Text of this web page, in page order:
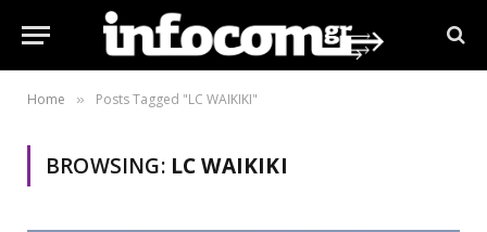
Home » Posts Tagged "LC WAIKIKI"
BROWSING: LC WAIKIKI